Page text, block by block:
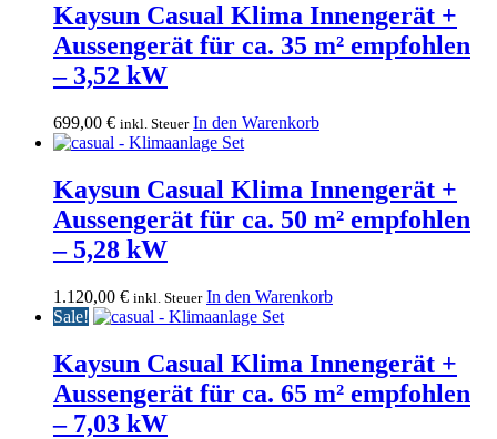
Kaysun Casual Klima Innengerät +
Aussengerät für ca. 35 m² empfohlen
– 3,52 kW
699,00 € inkl. Steuer In den Warenkorb
Kaysun Casual Klima Innengerät +
Aussengerät für ca. 50 m² empfohlen
– 5,28 kW
1.120,00 € inkl. Steuer In den Warenkorb
Sale!
Kaysun Casual Klima Innengerät +
Aussengerät für ca. 65 m² empfohlen
– 7,03 kW